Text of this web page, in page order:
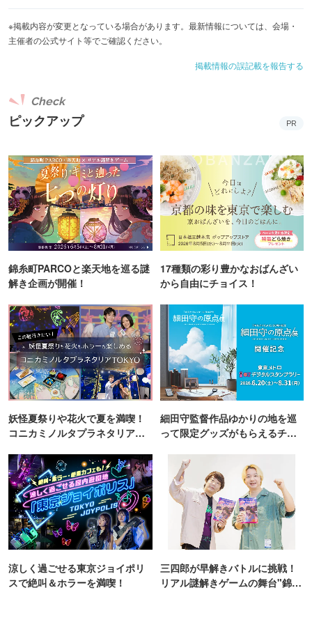
※内容の詳細は公式サイトをご確認ください。
※掲載内容が変更となっている場合があります。最新情報については、会場・
主催者の公式サイト等でご確認ください。
掲載情報の誤記載を報告する
ピックアップ
Check
PR
錦糸町PARCOと楽天地を巡る謎
解き企画が開催！
17種類の彩り豊かなおばんざい
から自由にチョイス！
妖怪夏祭りや花火で夏を満喫！
コニカミノルタプラネタリア
細田守監督作品ゆかりの地を巡
って限定グッズがもらえるチャ
涼しく過ごせる東京ジョイポリ
スで絶叫＆ホラーを満喫！
三四郎が早解きバトルに挑戦！
リアル謎解きゲームの舞台"錦糸